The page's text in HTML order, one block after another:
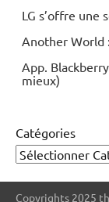
LG s’offre une
Another World
App.
mieux)
Catégories
Copyrights 2025